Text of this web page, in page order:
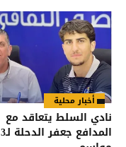
أخبار محلية
نادي السلط يتعاقد مع
المدافع جعفر الدحلة لـ3